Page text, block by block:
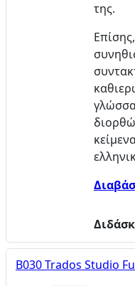
της.
B030 Trados Studio